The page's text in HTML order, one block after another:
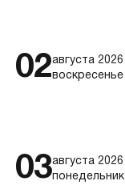
02августа 2026
воскресенье
03августа 2026
понедельник